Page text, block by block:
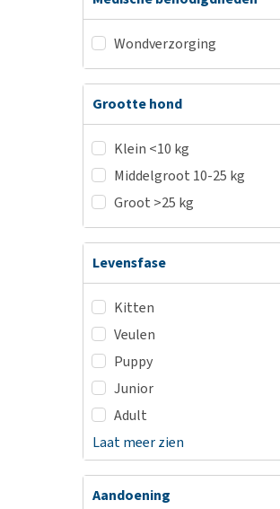
Wondverzorging
Grootte hond
Klein <10 kg
Middelgroot 10-25 kg
Groot >25 kg
Levensfase
Kitten
Veulen
Puppy
Junior
Adult
Laat meer zien
Aandoening